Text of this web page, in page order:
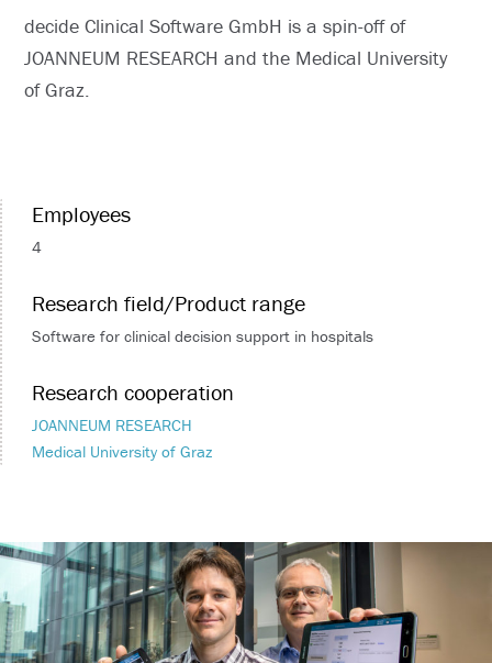
decide Clinical Software GmbH is a spin-off of
JOANNEUM RESEARCH and the Medical University
of Graz.
Employees
4
Research field/Product range
Software for clinical decision support in hospitals
Research cooperation
JOANNEUM RESEARCH
Medical University of Graz